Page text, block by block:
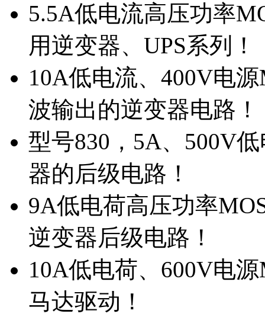
5.5A低电流高压功率
用逆变器、UPS系列！
10A低电流、400V电
波输出的逆变器电路！
型号830，5A、500V
器的后级电路！
9A低电荷高压功率
逆变器后级电路！
10A低电荷、600V电
马达驱动！